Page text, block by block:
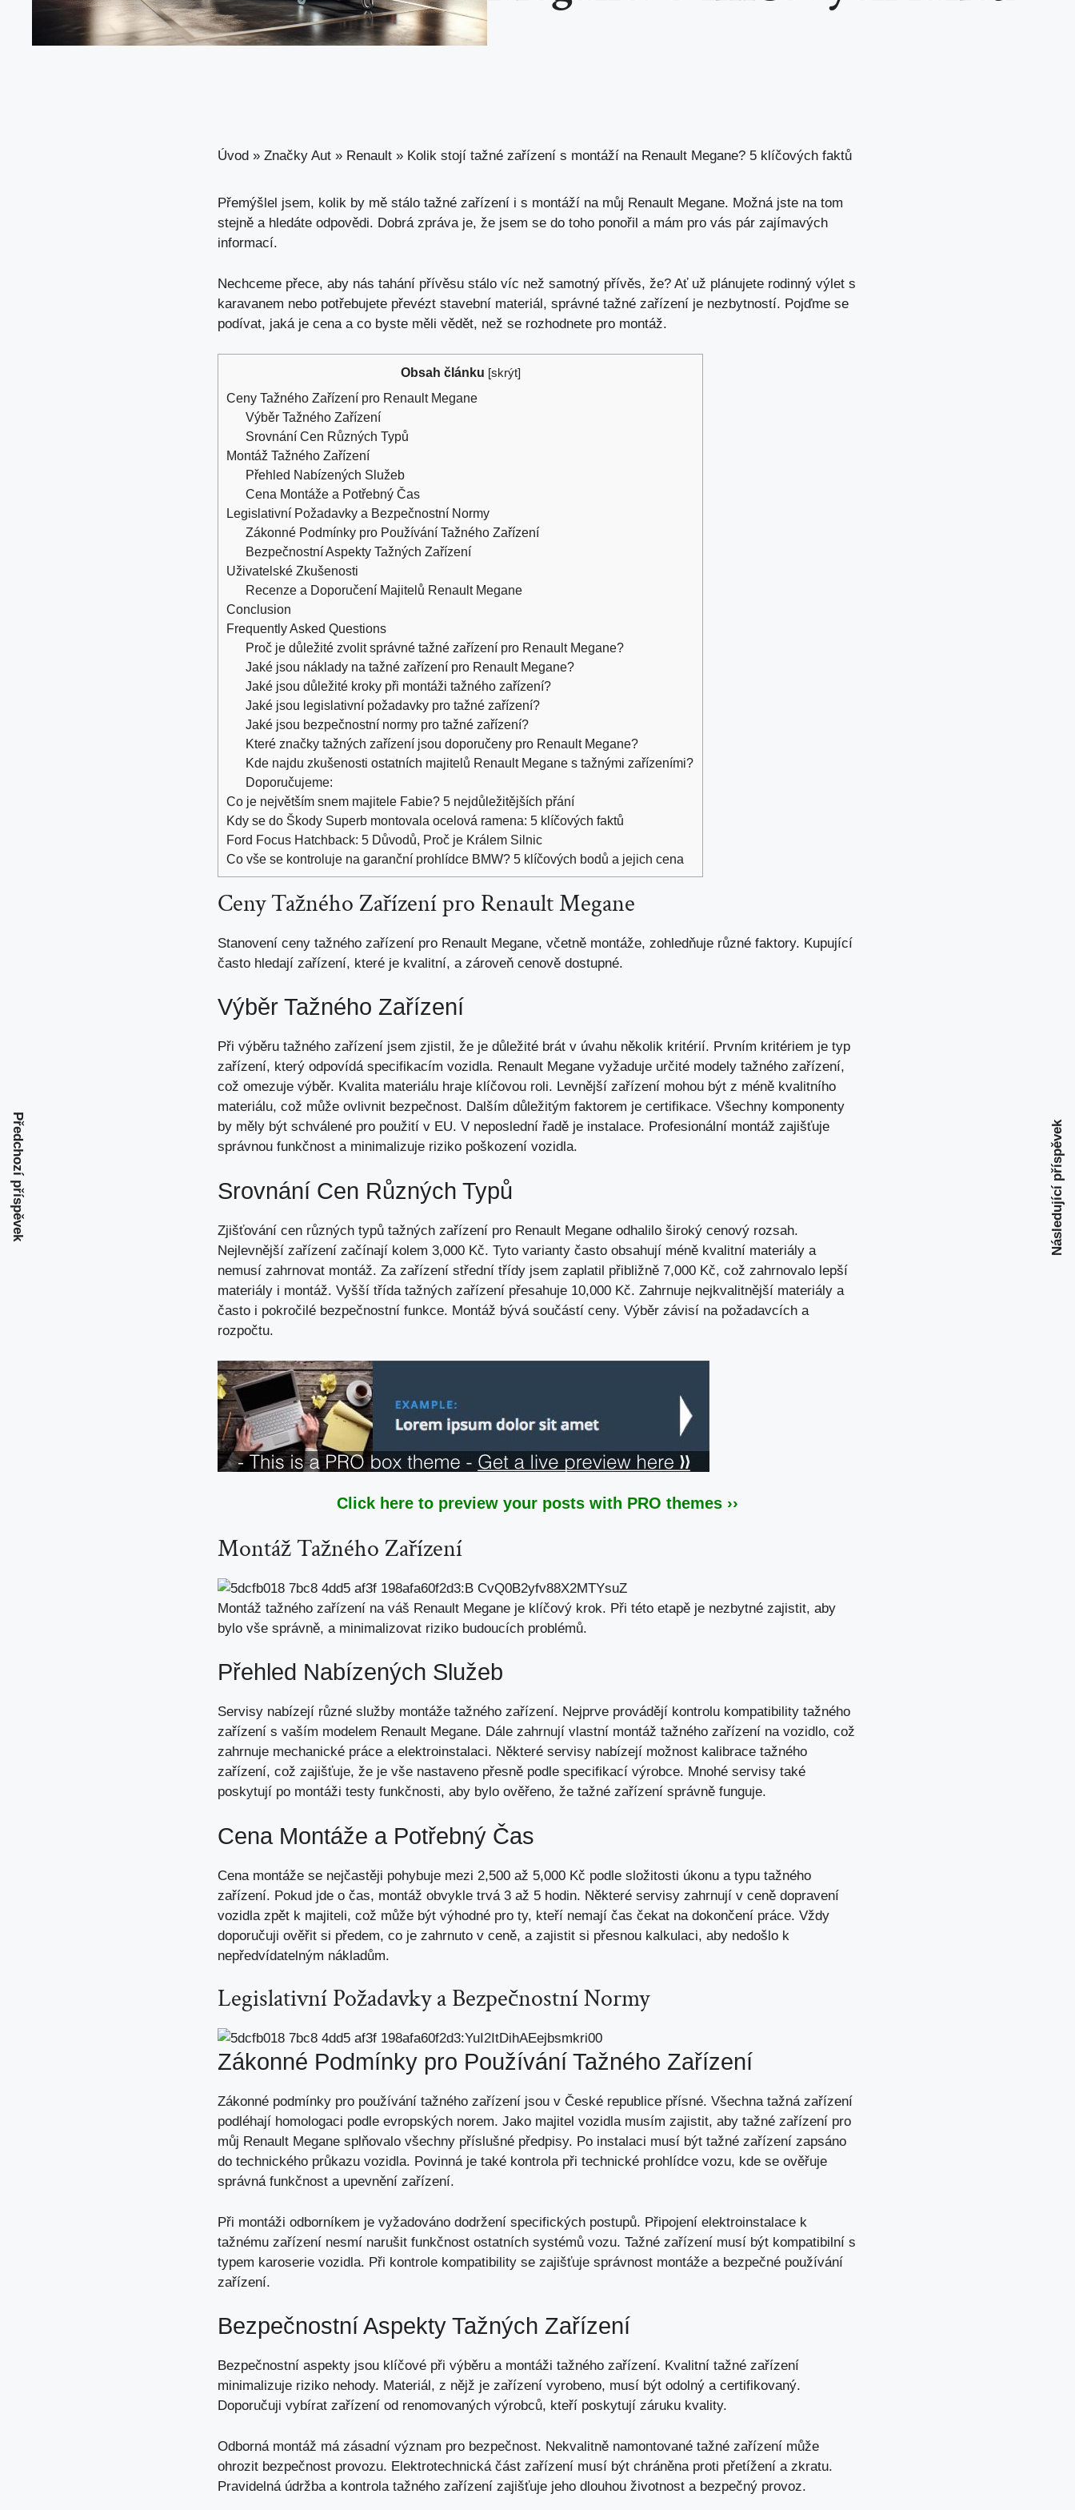
Úvod » Značky Aut » Renault » Kolik stojí tažné zařízení s montáží na Renault Megane? 5 klíčových faktů
Přemýšlel jsem, kolik by mě stálo tažné zařízení i s montáží na můj Renault Megane. Možná jste na tom
stejně a hledáte odpovědi. Dobrá zpráva je, že jsem se do toho ponořil a mám pro vás pár zajímavých
informací.
Nechceme přece, aby nás tahání přívěsu stálo víc než samotný přívěs, že? Ať už plánujete rodinný výlet s
karavanem nebo potřebujete převézt stavební materiál, správné tažné zařízení je nezbytností. Pojďme se
podívat, jaká je cena a co byste měli vědět, než se rozhodnete pro montáž.
Obsah článku [skrýt]
Ceny Tažného Zařízení pro Renault Megane
Výběr Tažného Zařízení
Srovnání Cen Různých Typů
Montáž Tažného Zařízení
Přehled Nabízených Služeb
Cena Montáže a Potřebný Čas
Legislativní Požadavky a Bezpečnostní Normy
Zákonné Podmínky pro Používání Tažného Zařízení
Bezpečnostní Aspekty Tažných Zařízení
Uživatelské Zkušenosti
Recenze a Doporučení Majitelů Renault Megane
Conclusion
Frequently Asked Questions
Proč je důležité zvolit správné tažné zařízení pro Renault Megane?
Jaké jsou náklady na tažné zařízení pro Renault Megane?
Jaké jsou důležité kroky při montáži tažného zařízení?
Jaké jsou legislativní požadavky pro tažné zařízení?
Jaké jsou bezpečnostní normy pro tažné zařízení?
Které značky tažných zařízení jsou doporučeny pro Renault Megane?
Kde najdu zkušenosti ostatních majitelů Renault Megane s tažnými zařízeními?
Doporučujeme:
Co je největším snem majitele Fabie? 5 nejdůležitějších přání
Kdy se do Škody Superb montovala ocelová ramena: 5 klíčových faktů
Ford Focus Hatchback: 5 Důvodů, Proč je Králem Silnic
Co vše se kontroluje na garanční prohlídce BMW? 5 klíčových bodů a jejich cena
Ceny Tažného Zařízení pro Renault Megane
Stanovení ceny tažného zařízení pro Renault Megane, včetně montáže, zohledňuje různé faktory. Kupující
často hledají zařízení, které je kvalitní, a zároveň cenově dostupné.
Výběr Tažného Zařízení
Při výběru tažného zařízení jsem zjistil, že je důležité brát v úvahu několik kritérií. Prvním kritériem je typ
zařízení, který odpovídá specifikacím vozidla. Renault Megane vyžaduje určité modely tažného zařízení,
což omezuje výběr. Kvalita materiálu hraje klíčovou roli. Levnější zařízení mohou být z méně kvalitního
materiálu, což může ovlivnit bezpečnost. Dalším důležitým faktorem je certifikace. Všechny komponenty
by měly být schválené pro použití v EU. V neposlední řadě je instalace. Profesionální montáž zajišťuje
správnou funkčnost a minimalizuje riziko poškození vozidla.
Srovnání Cen Různých Typů
Zjišťování cen různých typů tažných zařízení pro Renault Megane odhalilo široký cenový rozsah.
Nejlevnější zařízení začínají kolem 3,000 Kč. Tyto varianty často obsahují méně kvalitní materiály a
nemusí zahrnovat montáž. Za zařízení střední třídy jsem zaplatil přibližně 7,000 Kč, což zahrnovalo lepší
materiály i montáž. Vyšší třída tažných zařízení přesahuje 10,000 Kč. Zahrnuje nejkvalitnější materiály a
často i pokročilé bezpečnostní funkce. Montáž bývá součástí ceny. Výběr závisí na požadavcích a
rozpočtu.
Click here to preview your posts with PRO themes ››
Montáž Tažného Zařízení
Montáž tažného zařízení na váš Renault Megane je klíčový krok. Při této etapě je nezbytné zajistit, aby
bylo vše správně, a minimalizovat riziko budoucích problémů.
Přehled Nabízených Služeb
Servisy nabízejí různé služby montáže tažného zařízení. Nejprve provádějí kontrolu kompatibility tažného
zařízení s vaším modelem Renault Megane. Dále zahrnují vlastní montáž tažného zařízení na vozidlo, což
zahrnuje mechanické práce a elektroinstalaci. Některé servisy nabízejí možnost kalibrace tažného
zařízení, což zajišťuje, že je vše nastaveno přesně podle specifikací výrobce. Mnohé servisy také
poskytují po montáži testy funkčnosti, aby bylo ověřeno, že tažné zařízení správně funguje.
Cena Montáže a Potřebný Čas
Cena montáže se nejčastěji pohybuje mezi 2,500 až 5,000 Kč podle složitosti úkonu a typu tažného
zařízení. Pokud jde o čas, montáž obvykle trvá 3 až 5 hodin. Některé servisy zahrnují v ceně dopravení
vozidla zpět k majiteli, což může být výhodné pro ty, kteří nemají čas čekat na dokončení práce. Vždy
doporučuji ověřit si předem, co je zahrnuto v ceně, a zajistit si přesnou kalkulaci, aby nedošlo k
nepředvídatelným nákladům.
Legislativní Požadavky a Bezpečnostní Normy
Zákonné Podmínky pro Používání Tažného Zařízení
Zákonné podmínky pro používání tažného zařízení jsou v České republice přísné. Všechna tažná zařízení
podléhají homologaci podle evropských norem. Jako majitel vozidla musím zajistit, aby tažné zařízení pro
můj Renault Megane splňovalo všechny příslušné předpisy. Po instalaci musí být tažné zařízení zapsáno
do technického průkazu vozidla. Povinná je také kontrola při technické prohlídce vozu, kde se ověřuje
správná funkčnost a upevnění zařízení.
Při montáži odborníkem je vyžadováno dodržení specifických postupů. Připojení elektroinstalace k
tažnému zařízení nesmí narušit funkčnost ostatních systémů vozu. Tažné zařízení musí být kompatibilní s
typem karoserie vozidla. Při kontrole kompatibility se zajišťuje správnost montáže a bezpečné používání
zařízení.
Bezpečnostní Aspekty Tažných Zařízení
Bezpečnostní aspekty jsou klíčové při výběru a montáži tažného zařízení. Kvalitní tažné zařízení
minimalizuje riziko nehody. Materiál, z nějž je zařízení vyrobeno, musí být odolný a certifikovaný.
Doporučuji vybírat zařízení od renomovaných výrobců, kteří poskytují záruku kvality.
Odborná montáž má zásadní význam pro bezpečnost. Nekvalitně namontované tažné zařízení může
ohrozit bezpečnost provozu. Elektrotechnická část zařízení musí být chráněna proti přetížení a zkratu.
Pravidelná údržba a kontrola tažného zařízení zajišťuje jeho dlouhou životnost a bezpečný provoz.
Předchozí příspěvek Následující příspěvek